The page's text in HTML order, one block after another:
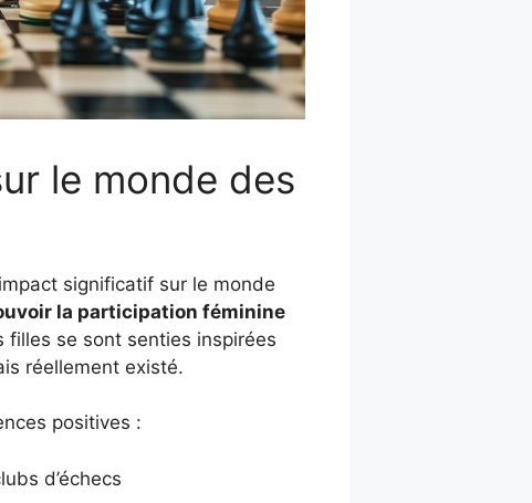
le monde des
significatif sur le monde
la participation féminine
filles se sont senties inspirées
réellement existé.
positives :
d’échecs